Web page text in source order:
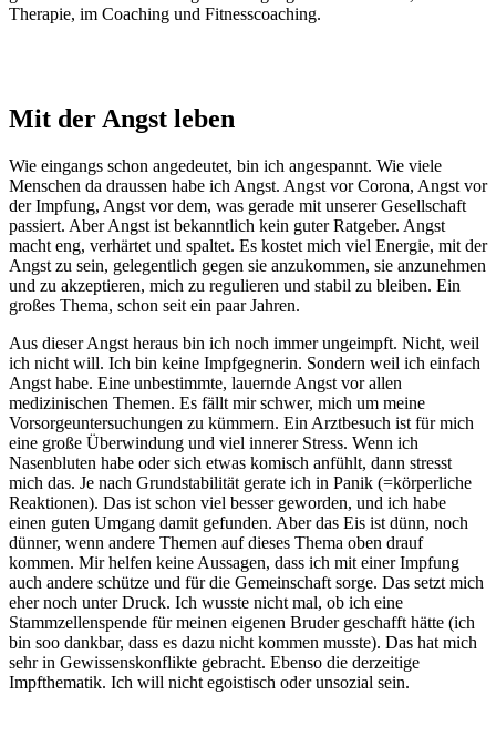
Therapie, im Coaching und Fitnesscoaching.
Mit der Angst leben
Wie eingangs schon angedeutet, bin ich angespannt. Wie viele
Menschen da draussen habe ich Angst. Angst vor Corona, Angst vor
der Impfung, Angst vor dem, was gerade mit unserer Gesellschaft
passiert. Aber Angst ist bekanntlich kein guter Ratgeber. Angst
macht eng, verhärtet und spaltet. Es kostet mich viel Energie, mit der
Angst zu sein, gelegentlich gegen sie anzukommen, sie anzunehmen
und zu akzeptieren, mich zu regulieren und stabil zu bleiben. Ein
großes Thema, schon seit ein paar Jahren.
Aus dieser Angst heraus bin ich noch immer ungeimpft. Nicht, weil
ich nicht will. Ich bin keine Impfgegnerin. Sondern weil ich einfach
Angst habe. Eine unbestimmte, lauernde Angst vor allen
medizinischen Themen. Es fällt mir schwer, mich um meine
Vorsorgeuntersuchungen zu kümmern. Ein Arztbesuch ist für mich
eine große Überwindung und viel innerer Stress. Wenn ich
Nasenbluten habe oder sich etwas komisch anfühlt, dann stresst
mich das. Je nach Grundstabilität gerate ich in Panik (=körperliche
Reaktionen). Das ist schon viel besser geworden, und ich habe
einen guten Umgang damit gefunden. Aber das Eis ist dünn, noch
dünner, wenn andere Themen auf dieses Thema oben drauf
kommen. Mir helfen keine Aussagen, dass ich mit einer Impfung
auch andere schütze und für die Gemeinschaft sorge. Das setzt mich
eher noch unter Druck. Ich wusste nicht mal, ob ich eine
Stammzellenspende für meinen eigenen Bruder geschafft hätte (ich
bin soo dankbar, dass es dazu nicht kommen musste). Das hat mich
sehr in Gewissenskonflikte gebracht. Ebenso die derzeitige
Impfthematik. Ich will nicht egoistisch oder unsozial sein.